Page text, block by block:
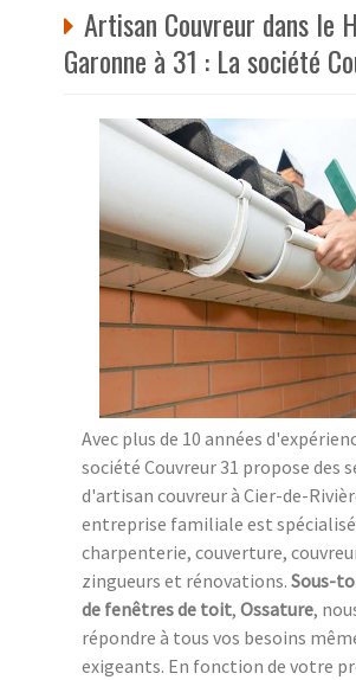
Artisan Couvreur dans le
Garonne à 31 : La société
Avec plus de 10 années
société Couvreur 31 propose des
d'artisan couvreur à Cier-de-
entreprise familiale est
charpenterie, couverture,
zingueurs et rénovations. Sous-
de fenêtres de toit, Ossature,
répondre à tous vos besoins
exigeants. En fonction de votre